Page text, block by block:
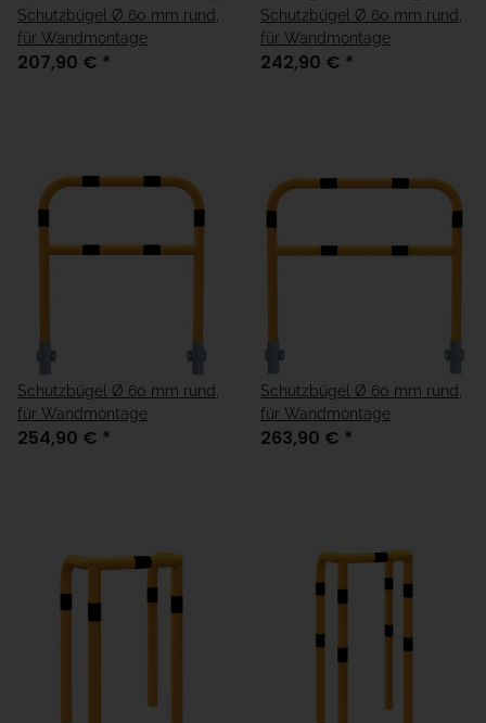
Schutzbügel Ø 60 mm rund,
für Wandmontage
207,90 € *
Schutzbügel Ø 60 mm rund,
für Wandmontage
242,90 € *
Schutzbügel Ø 60 mm rund,
für Wandmontage
254,90 € *
Schutzbügel Ø 60 mm rund,
für Wandmontage
263,90 € *